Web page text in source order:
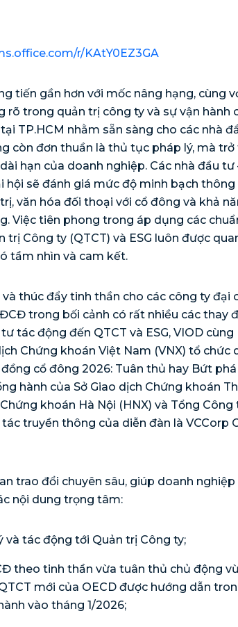
r/KAtY0EZ3GA
tiến gần hơn với mốc nâng hạng, cùng
rõ trong quản trị công ty và sự vận hành
TP.HCM nhằm sẵn sàng cho các nhà
còn đơn thuần là thủ tục pháp lý, mà
hạn của doanh nghiệp. Các nhà đầu tư
hội sẽ đánh giá mức độ minh bạch
văn hóa đối thoại với cổ đông và khả
Việc tiên phong trong áp dụng các
trị Công ty (QTCT) và ESG luôn được
tầm nhìn và cam kết.
thúc đẩy tinh thần cho các công ty đại
trong bối cảnh có rất nhiều các thay
tác động đến QTCT và ESG, VIOD
Chứng khoán Việt Nam (VNX) tổ chức
cổ đông 2026: Tuân thủ hay Bứt
hành của Sở Giao dịch Chứng khoán
khoán Hà Nội (HNX) và Tổng Công
truyền thông của diễn đàn là VCCorp
trao đổi chuyên sâu, giúp doanh nghiệp
nội dung trọng tâm:
và tác động tới Quản trị Công ty;
theo tinh thần vừa tuân thủ chủ động
mới của OECD được hướng dẫn
vào tháng 1/2026;